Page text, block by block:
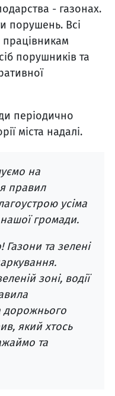
- газонах.
порушень. Всі
працівникам
порушників та
періодично
міста надалі.
на
правил
усіма
громади.
та зелені
зоні, водії
дорожнього
який хтось
та